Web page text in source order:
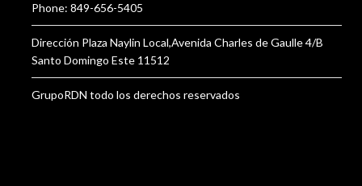
Phone: 849-656-5405
Dirección Plaza Naylin Local,Avenida Charles de Gaulle 4/B
Santo Domingo Este 11512
GrupoRDN todo los derechos reservados